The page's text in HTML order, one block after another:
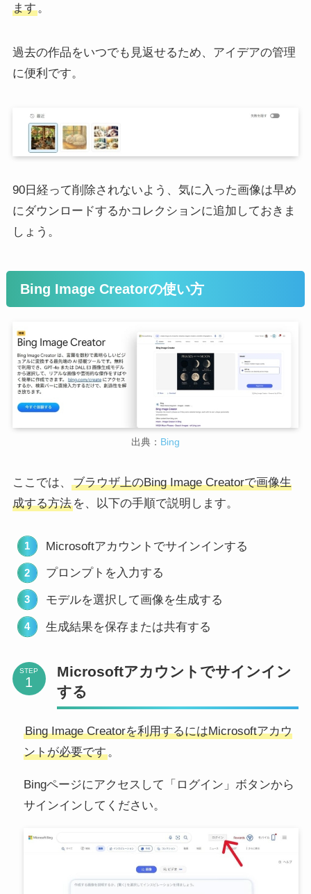
ます。
過去の作品をいつでも見返せるため、アイデアの管理
に便利です。
90日経って削除されないよう、気に入った画像は早め
にダウンロードするかコレクションに追加しておきま
しょう。
Bing Image Creatorの使い方
出典： Bing
ここでは、
ブラウザ上のBing Image Creatorで画像生
成する方法を、以下の手順で説明します。
Microsoftアカウントでサインインする
プロンプトを入力する
モデルを選択して画像を生成する
生成結果を保存または共有する
STEP
Microsoftアカウントでサインイン
する
Bing Image Creatorを利用するにはMicrosoftアカウ
ントが必要です。
Bingページにアクセスして「ログイン」ボタンから
サインインしてください。